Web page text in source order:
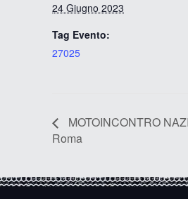
24 Giugno 2023
Tag Evento:
27025
MOTOINCONTRO
Roma